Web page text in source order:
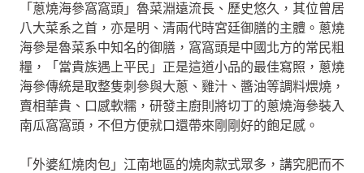
「蔥燒海參窩窩頭」魯菜淵遠流長、歷史悠久，其位曾居
八大菜系之首，亦是明、清兩代時宮廷御膳的主體。蔥燒
海參是魯菜系中知名的御膳，窩窩頭是中國北方的常民粗
糧，「當貴族遇上平民」正是這道小品的最佳寫照，蔥燒
海參傳統是取整隻刺參與大蔥、雞汁、醬油等調料煨燒，
賣相華貴、口感軟糯，研發主廚則將切丁的蔥燒海參裝入
南瓜窩窩頭，不但方便就口還帶來剛剛好的飽足感。
「外婆紅燒肉包」江南地區的燒肉款式眾多，講究肥而不